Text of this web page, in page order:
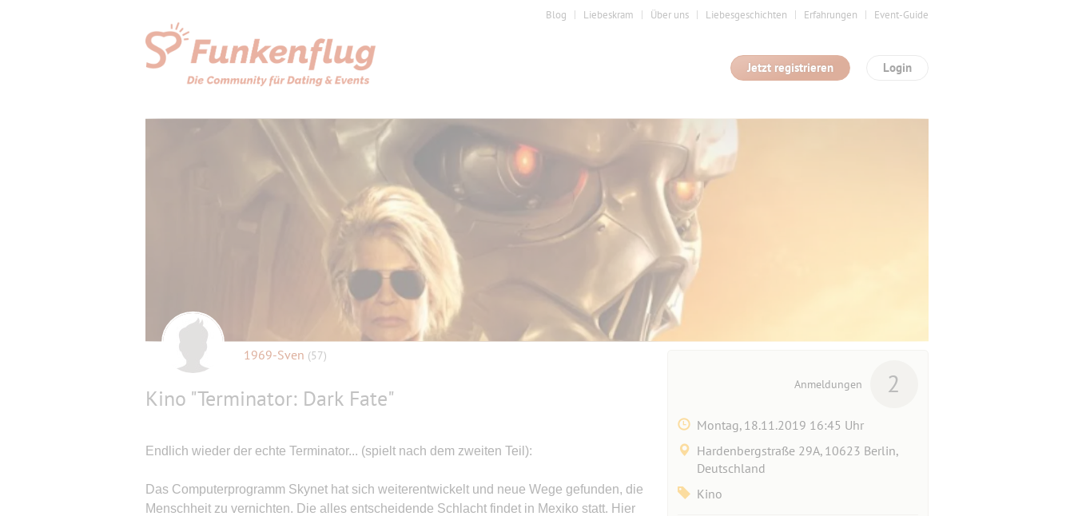
Blog Liebeskram Über uns Liebesgeschichten Erfahrungen Event-Guide
Login
Jetzt registrieren
1969-Sven (57)
Kino "Terminator: Dark Fate"
Endlich wieder der echte Terminator... (spielt nach dem zweiten Teil):
Das Computerprogramm Skynet hat sich weiterentwickelt und neue Wege gefunden, die
Menschheit zu vernichten. Die alles entscheidende Schlacht findet in Mexiko statt. Hier
Anmeldungen 2
Montag, 18.11.2019 16:45 Uhr
Hardenbergstraße 29A, 10623 Berlin,
Deutschland
Kino